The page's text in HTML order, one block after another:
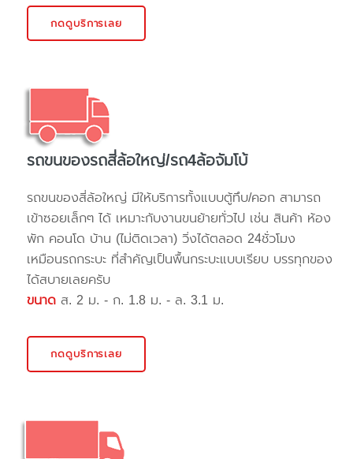
กดดูบริการเลย
รถขนของรถสี่ล้อใหญ่/รถ4ล้อจัมโบ้
รถขนของสี่ล้อใหญ่ มีให้บริการทั้งแบบตู้ทึบ/คอก สามารถ
เข้าซอยเล็กๆ ได้ เหมาะกับงานขนย้ายทั่วไป เช่น สินค้า ห้อง
พัก คอนโด บ้าน (ไม่ติดเวลา) วิ่งได้ตลอด 24ชั่วโมง
เหมือนรถกระบะ ที่สำคัญเป็นพื้นกระบะแบบเรียบ บรรทุกของ
ได้สบายเลยครับ
ขนาด ส. 2 ม. - ก. 1.8 ม. - ล. 3.1 ม.
กดดูบริการเลย